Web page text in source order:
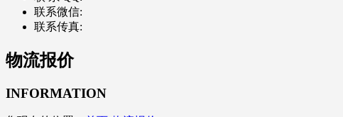
联系微信:
联系传真:
物流报价
INFORMATION